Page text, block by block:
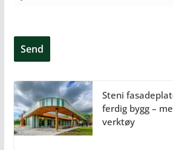
Steni
ferdig bygg –
verktøy